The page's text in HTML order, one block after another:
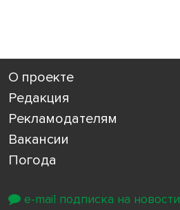
О проекте
Редакция
Рекламодателям
Вакансии
Погода
e-mail подписка на новости